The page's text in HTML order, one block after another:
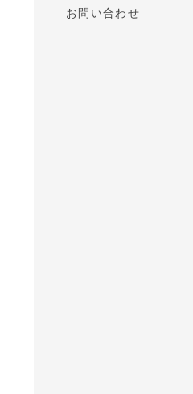
お問い合わせ